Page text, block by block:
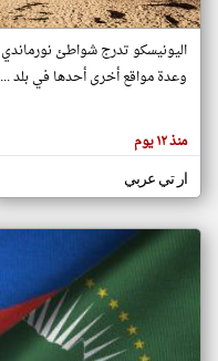
هنا عن
وجهة
كاتبيها.
اليونيسكو تدرج شواطئ نورماندي
وعدة مواقع أخرى أحدها في بلد ...
منذ ١٢ يوم
ار تي عربي